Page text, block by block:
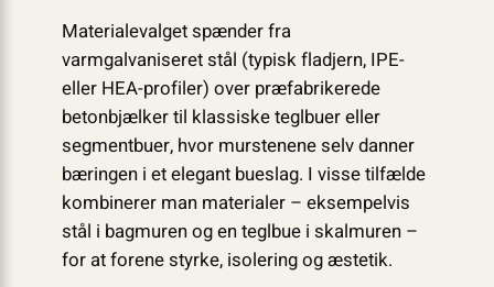
Materialevalget spænder fra
varmgalvaniseret stål (typisk fladjern, IPE-
eller HEA-profiler) over præfabrikerede
betonbjælker til klassiske teglbuer eller
segmentbuer, hvor murstenene selv danner
bæringen i et elegant bueslag. I visse tilfælde
kombinerer man materialer – eksempelvis
stål i bagmuren og en teglbue i skalmuren –
for at forene styrke, isolering og æstetik.